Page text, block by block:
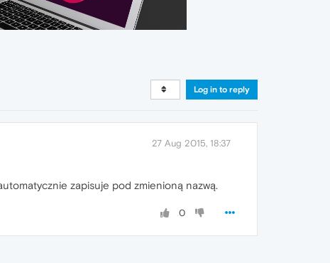
Log in to reply
27 Aug 2015, 18:37
zapisuje pod zmienioną nazwą.
0